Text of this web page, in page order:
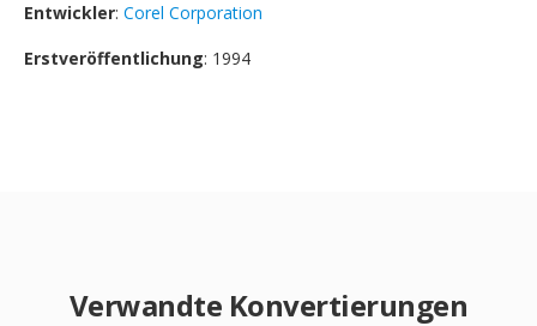
Entwickler: Corel Corporation
Erstveröffentlichung: 1994
Verwandte Konvertierungen